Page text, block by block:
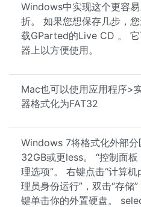
Windows中实现这个更容
折。 如果您想保存几步，
载GParted的Live CD 。
器上以方便使用。
Mac也可以使用应用程序>
器格式化为FAT32
Windows 7将格式化外部
32GB或更less。 “控制面
理选项”。 右键点击“计算
理员身份运行”，双击“存储
键单击你的外置硬盘。